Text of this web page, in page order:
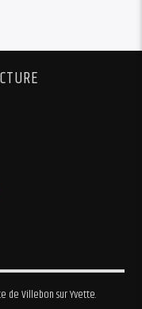
de Villebon sur Yvette.